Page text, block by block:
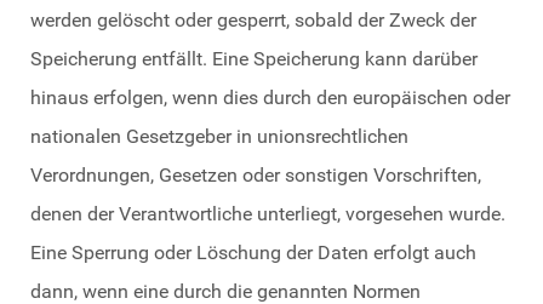
werden gelöscht oder gesperrt, sobald der Zweck der
Speicherung entfällt. Eine Speicherung kann darüber
hinaus erfolgen, wenn dies durch den europäischen oder
nationalen Gesetzgeber in unionsrechtlichen
Verordnungen, Gesetzen oder sonstigen Vorschriften,
denen der Verantwortliche unterliegt, vorgesehen wurde.
Eine Sperrung oder Löschung der Daten erfolgt auch
dann, wenn eine durch die genannten Normen